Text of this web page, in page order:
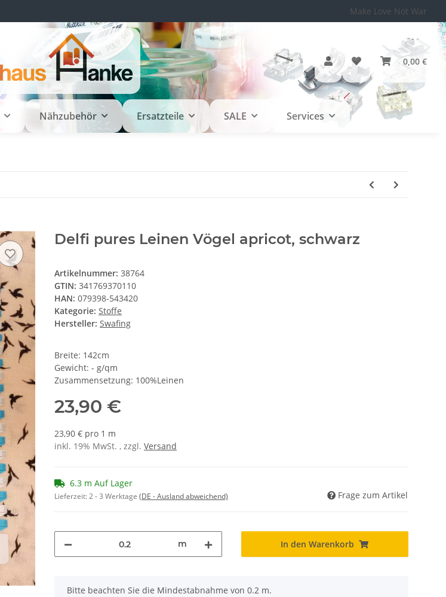
Make Love Not War
0,00 €
Nähzubehör Ersatzteile SALE Services
Delfi pures Leinen Vögel apricot, schwarz
Artikelnummer: 38764
GTIN: 341769370110
HAN: 079398-543420
Kategorie: Stoffe
Hersteller: Swafing
Breite: 142cm
Gewicht: - g/qm
Zusammensetzung: 100%Leinen
23,90 €
23,90 € pro 1 m
inkl. 19% MwSt. , zzgl. Versand
6.3 m Auf Lager
Lieferzeit:2 - 3 Werktage (DE - Ausland abweichend) Frage zum Artikel
m In den Warenkorb
x
Bitte beachten Sie die Mindestabnahme von 0.2 m.